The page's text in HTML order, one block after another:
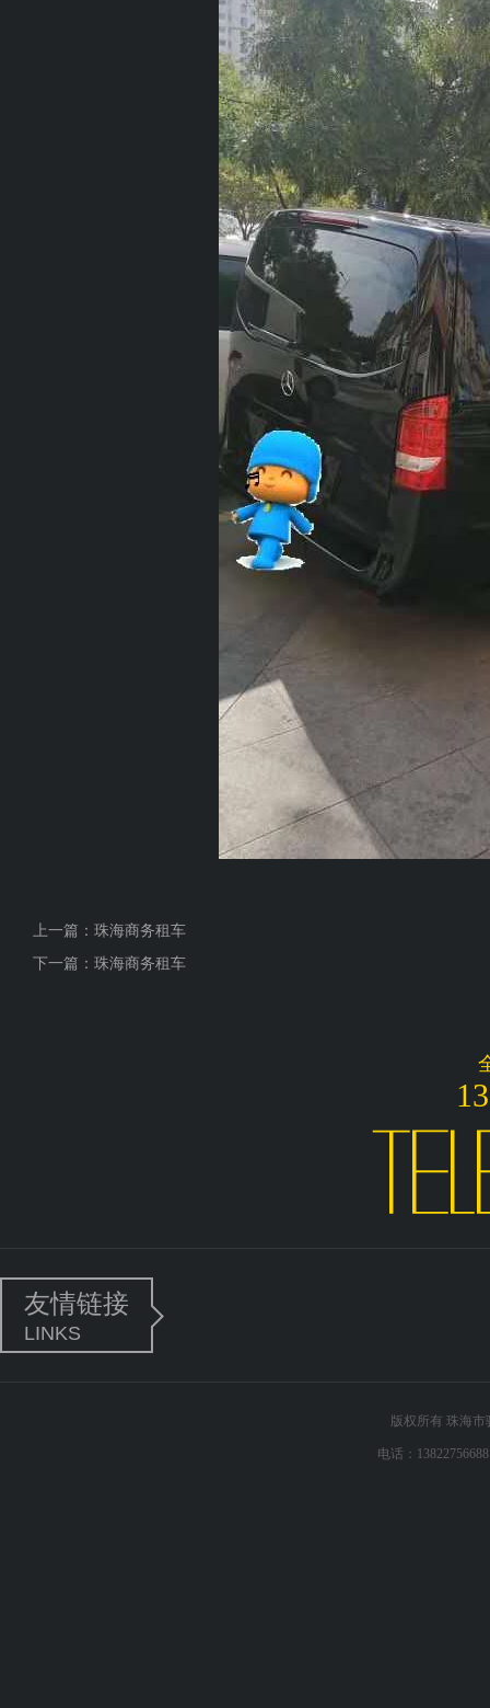
上一篇： 珠海商务租车
下一篇： 珠海商务租车
友情链接
LINKS
版权所有 珠海
电话：